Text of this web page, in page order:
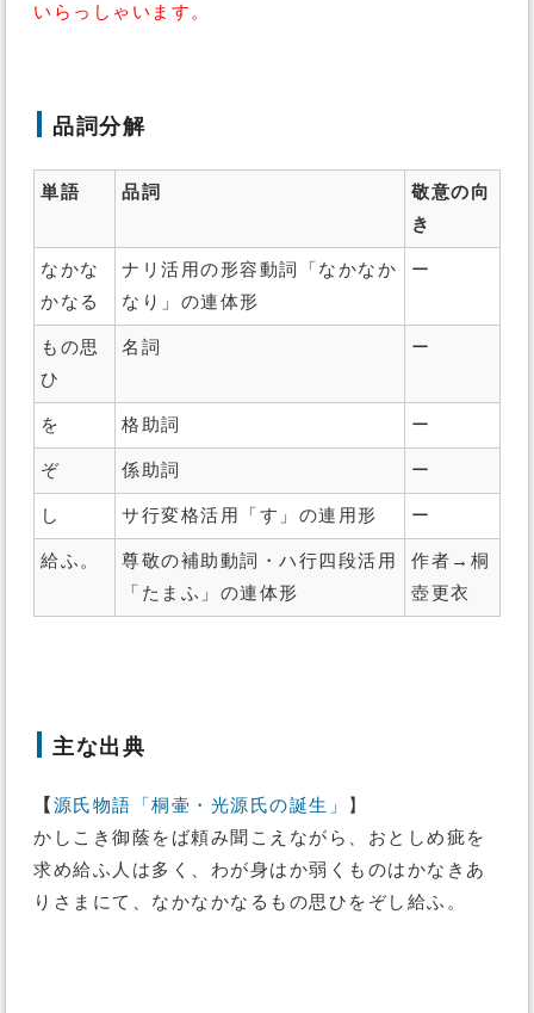
いらっしゃいます。
品詞分解
単語 品詞
敬意の向
き
なかな
かなる
ナリ活用の形容動詞「なかなか
なり」の連体形
ー
もの思
ひ
名詞 ー
を 格助詞 ー
ぞ 係助詞 ー
し サ行変格活用「す」の連用形 ー
給ふ。
尊敬の補助動詞・ハ行四段活用
「たまふ」の連体形
作者→桐
壺更衣
主な出典
【 源氏物語「桐壷・光源氏の誕生」
】
かしこき御蔭をば頼み聞こえながら、おとしめ疵を
求め給ふ人は多く、わが身はか弱くものはかなきあ
りさまにて、なかなかなるもの思ひをぞし給ふ。